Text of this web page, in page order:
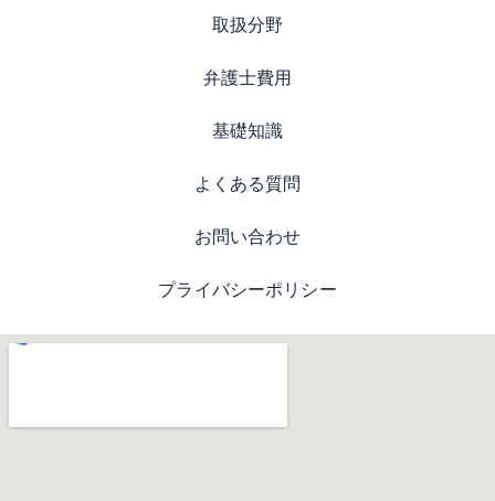
取扱分野
弁護士費用
基礎知識
よくある質問
お問い合わせ
プライバシーポリシー